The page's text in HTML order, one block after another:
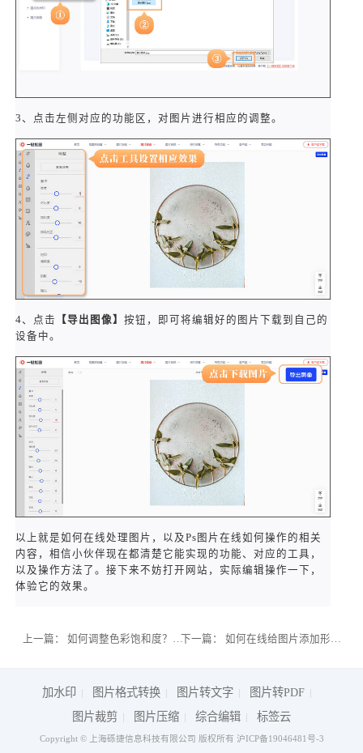
3、点击左侧对应的功能区，对图片进行相应的调整。
4、点击 【导出图像】 按钮，即可将编辑好的图片下载到自己的
设备中。
以上就是如何在线处理图片，以及Ps图片在线如何操作的相关
内容，相信小伙伴现在都清楚它能实现的功能、对应的工具，
以及操作方法了。接下来不妨打开网站，实际编辑操作一下，
体验它的效果。
上一篇： 如何调整色彩饱和度？美化图片工具怎么使用？ 下一篇： 如何在线给图片添加形状素材？
加水印 图片格式转换 图片转文字
图片转PDF
图片裁剪
图片压缩 综合编辑 标签云
Copyright © 上海砾捷信息科技有限公司 版权所有 沪ICP备19046481号-3